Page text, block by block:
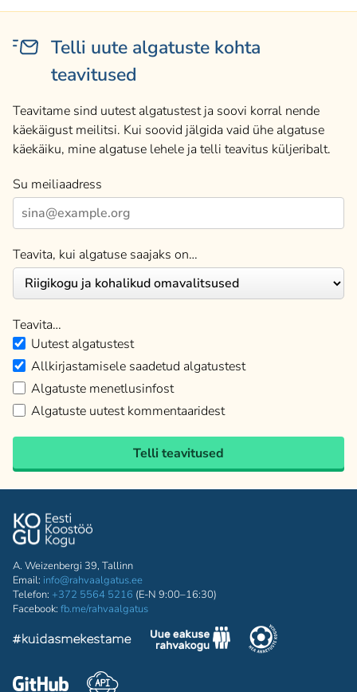
Telli uute algatuste kohta
teavitused
Teavitame sind uutest algatustest ja soovi korral nende
käekäigust meilitsi. Kui soovid jälgida vaid ühe algatuse
käekäiku, mine algatuse lehele ja telli teavitus küljeribalt.
Su meiliaadress
Teavita, kui algatuse saajaks on…
Teavita…
Uutest algatustest
Allkirjastamisele saadetud algatustest
Algatuste menetlusinfost
Algatuste uutest kommentaaridest
Telli teavitused
A. Weizenbergi 39, Tallinn
Email: info@rahvaalgatus.ee
Telefon: +372 5564 5216 (E-N 9:00–16:30)
Facebook: fb.me/rahvaalgatus